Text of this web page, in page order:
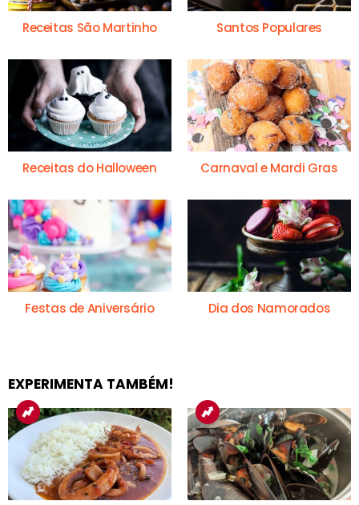
Receitas São Martinho Santos Populares
Receitas do Halloween Carnaval e Mardi Gras
Festas de Aniversário Dia dos Namorados
EXPERIMENTA TAMBÉM!